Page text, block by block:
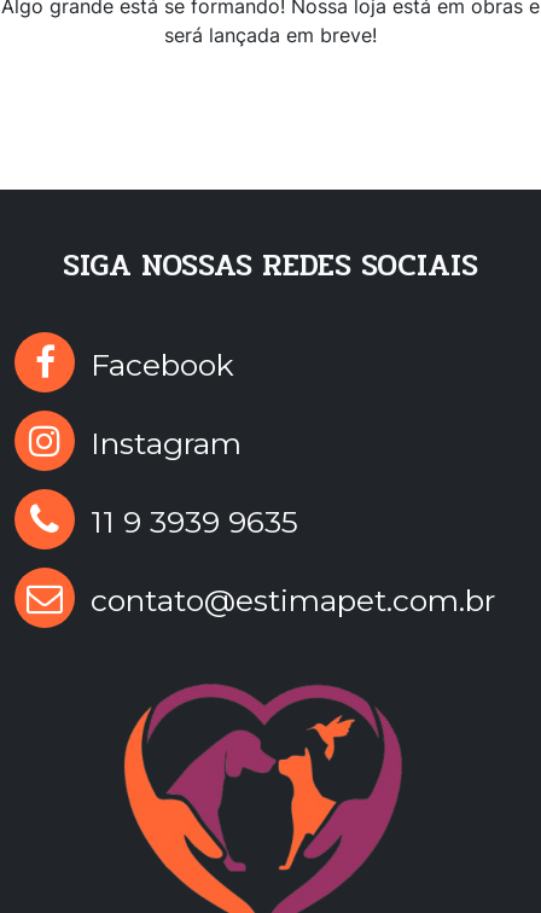
Algo grande está se formando! Nossa loja está em obras e
será lançada em breve!
SIGA NOSSAS REDES SOCIAIS
Facebook
Instagram
11 9 3939 9635
contato@estimapet.com.br